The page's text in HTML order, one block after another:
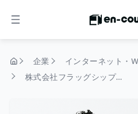
メニュー
企業
株式会社フラッグシップオーケストラ